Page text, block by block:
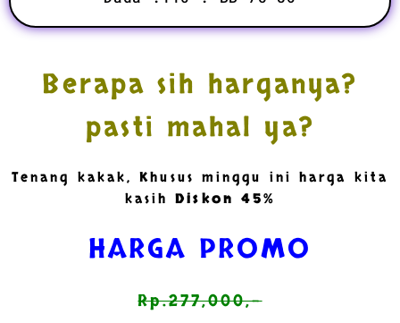
Berapa sih harganya?
pasti mahal ya?
Tenang kakak, Khusus minggu ini harga kita
kasihDiskon 45%
HARGA PROMO
Rp.277,000,-